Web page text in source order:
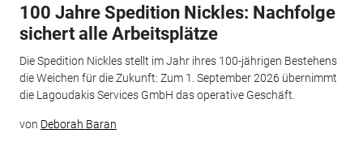
100 Jahre Spedition Nickles: Nachfolge
sichert alle Arbeitsplätze
Die Spedition Nickles stellt im Jahr ihres 100-jährigen Bestehens
die Weichen für die Zukunft: Zum 1. September 2026 übernimmt
die Lagoudakis Services GmbH das operative Geschäft.
von Deborah Baran